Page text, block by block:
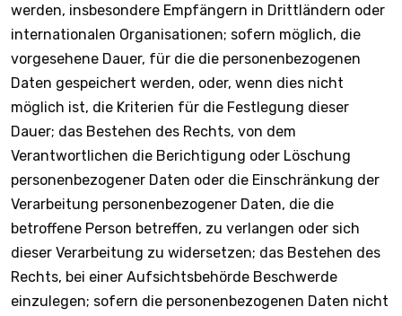
werden, insbesondere Empfängern in Drittländern oder
internationalen Organisationen; sofern möglich, die
vorgesehene Dauer, für die die personenbezogenen
Daten gespeichert werden, oder, wenn dies nicht
möglich ist, die Kriterien für die Festlegung dieser
Dauer; das Bestehen des Rechts, von dem
Verantwortlichen die Berichtigung oder Löschung
personenbezogener Daten oder die Einschränkung der
Verarbeitung personenbezogener Daten, die die
betroffene Person betreffen, zu verlangen oder sich
dieser Verarbeitung zu widersetzen; das Bestehen des
Rechts, bei einer Aufsichtsbehörde Beschwerde
einzulegen; sofern die personenbezogenen Daten nicht